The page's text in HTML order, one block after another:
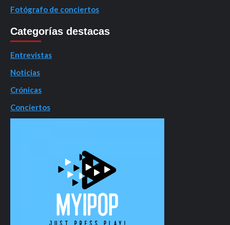
Fotógrafo de conciertos
Categorías destacas
Entrevistas
Noticias
Crónicas
Conciertos